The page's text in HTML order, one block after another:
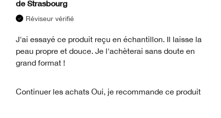
de Strasbourg
Réviseur vérifié
J'ai essayé ce produit reçu en échantillon. Il laisse la
peau propre et douce. Je l'achèterai sans doute en
grand format !
Continuer les achats Oui, je recommande ce produit